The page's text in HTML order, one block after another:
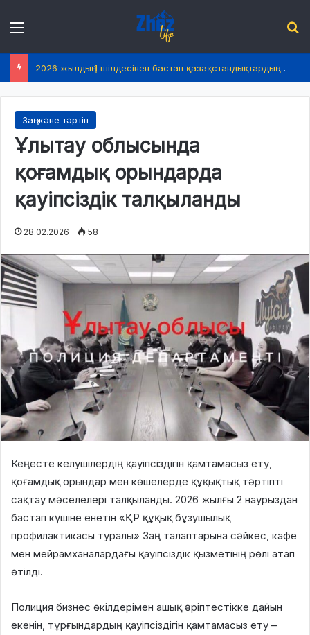
2026 жылдың 1 шілдесінен бастап қазақстандықтардың өмірінде не өзгереді?
Заң және тәртіп
Ұлытау облысында
қоғамдық орындарда
қауіпсіздік талқыланды
28.02.2026 58
Кеңесте келушілердің қауіпсіздігін қамтамасыз ету,
қоғамдық орындар мен көшелерде құқықтық тәртіпті
сақтау мәселелері талқыланды. 2026 жылғы 2 наурыздан
бастап күшіне енетін «ҚР құқық бұзушылық
профилактикасы туралы» Заң талаптарына сәйкес, кафе
мен мейрамханалардағы қауіпсіздік қызметінің рөлі атап
өтілді.
Полиция бизнес өкілдерімен ашық әріптестікке дайын
екенін, тұрғындардың қауіпсіздігін қамтамасыз ету –